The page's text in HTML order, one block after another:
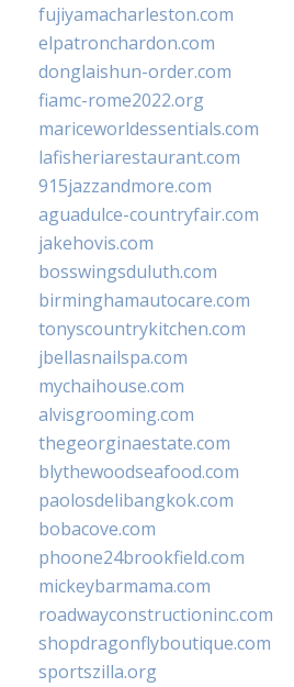
fujiyamacharleston.com
elpatronchardon.com
donglaishun-order.com
fiamc-rome2022.org
mariceworldessentials.com
lafisheriarestaurant.com
915jazzandmore.com
aguadulce-countryfair.com
jakehovis.com
bosswingsduluth.com
birminghamautocare.com
tonyscountrykitchen.com
jbellasnailspa.com
mychaihouse.com
alvisgrooming.com
thegeorginaestate.com
blythewoodseafood.com
paolosdelibangkok.com
bobacove.com
phoone24brookfield.com
mickeybarmama.com
roadwayconstructioninc.com
shopdragonflyboutique.com
sportszilla.org